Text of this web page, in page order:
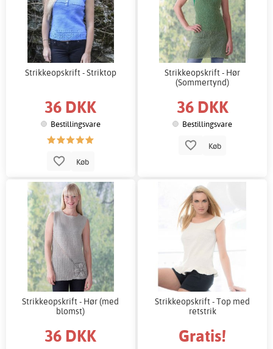
Strikkeopskrift - Striktop
36 DKK
Bestillingsvare
Køb
Strikkeopskrift - Hør
(Sommertynd)
36 DKK
Bestillingsvare
Køb
Strikkeopskrift - Hør (med
blomst)
36 DKK
Strikkeopskrift - Top med
retstrik
Gratis!